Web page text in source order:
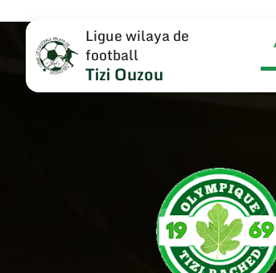
Ligue wilaya de
football
Tizi Ouzou